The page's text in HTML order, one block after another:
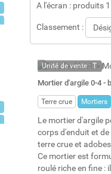
A l'écran : produits
Classement :
Unité de vente : T
A la demande
Mortier d'argile 0-4 -
Terre crue Mortiers
Le mortier d'argile
corps d'enduit et
terre crue et
Ce mortier est
roulé riche en fine :